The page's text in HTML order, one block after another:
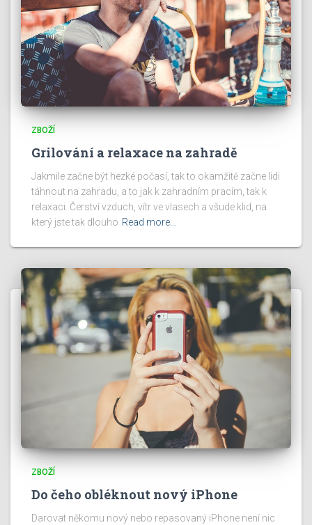
ZBOŽÍ
Grilování a relaxace na zahradě
Jakmile začne být hezké počasí, tak to okamžitě začne lidi
táhnout na zahradu, a to jak k zahradním pracím, tak k
relaxaci. Čerství vzduch, vítr ve vlasech a všude klid, na
který jste tak dlouho Read more…
ZBOŽÍ
Do čeho obléknout nový iPhone
Darovat někomu nový nebo repasovaný iPhone není nic